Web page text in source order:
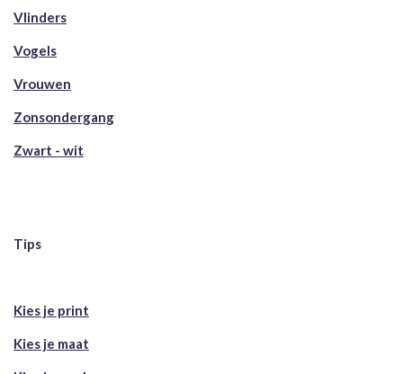
Vlinders
Vogels
Vrouwen
Zonsondergang
Zwart - wit
Tips
Kies je print
Kies je maat